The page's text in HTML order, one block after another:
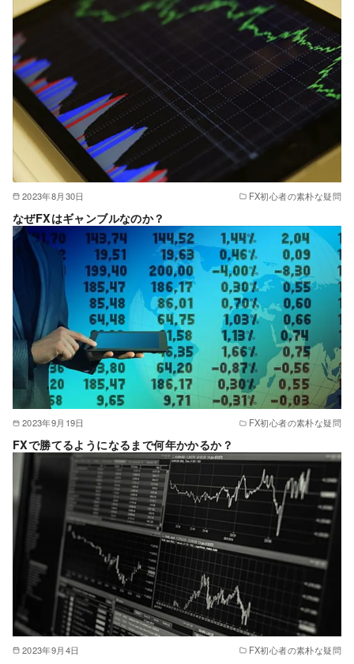
2023年8月30日 FX初心者の素朴な疑問
なぜFXはギャンブルなのか？
2023年9月19日 FX初心者の素朴な疑問
FXで勝てるようになるまで何年かかるか？
2023年9月4日 FX初心者の素朴な疑問